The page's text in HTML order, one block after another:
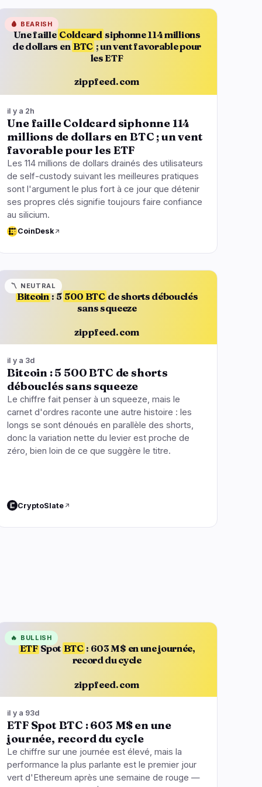
Une faille Coldcard siphonne 114 millions
de dollars en BTC ; un vent favorable pour
les ETF
zippfeed.com
🩸 BEARISH
il y a 2h
Une faille Coldcard siphonne 114
millions de dollars en BTC ; un vent
favorable pour les ETF
Les 114 millions de dollars drainés des utilisateurs
de self-custody suivant les meilleures pratiques
sont l'argument le plus fort à ce jour que détenir
ses propres clés signifie toujours faire confiance
au silicium.
CoinDesk
Bitcoin: 5 500 BTC de shorts débouclés
sans squeeze
zippfeed.com
〽️ NEUTRAL
il y a 3d
Bitcoin : 5 500 BTC de shorts
débouclés sans squeeze
Le chiffre fait penser à un squeeze, mais le
carnet d'ordres raconte une autre histoire : les
longs se sont dénoués en parallèle des shorts,
donc la variation nette du levier est proche de
zéro, bien loin de ce que suggère le titre.
CryptoSlate
ETFSpot BTC : 603 M$ en une journée,
record du cycle
zippfeed.com
🔥 BULLISH
il y a 93d
ETF Spot BTC : 603 M$ en une
journée, record du cycle
Le chiffre sur une journée est élevé, mais la
performance la plus parlante est le premier jour
vert d'Ethereum après une semaine de rouge —